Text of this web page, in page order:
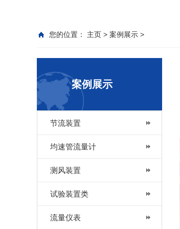
您的位置： 主页 > 案例展示 >
案例展示
节流装置
均速管流量计
测风装置
试验装置类
流量仪表